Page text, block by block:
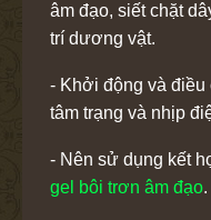
âm đạo, siết chặt
trí dương vật.
- Khởi động và
tâm trạng và nhịp
- Nên sử dụng kết
gel bôi trơn âm đạo.